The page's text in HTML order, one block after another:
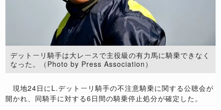
デットーリ騎手は大レースで主役級の有力馬に騎乗できなく
なった。（Photo by Press Association）
現地24日にL.デットーリ騎手の不注意騎乗に関する公聴会が
開かれ、同騎手に対する6日間の騎乗停止処分が確定した。